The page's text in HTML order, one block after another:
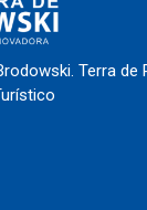
Terra de